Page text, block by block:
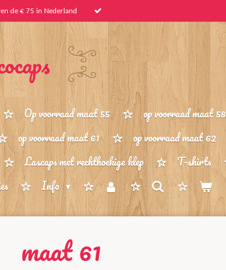
de € 75 in Nederland
Op voorraad maat 55
op voorraad maat 58
op voorraad maat 61
op voorraad maat 62
Lascaps met rechthoekige klep
T-shirts
Info
maat 61